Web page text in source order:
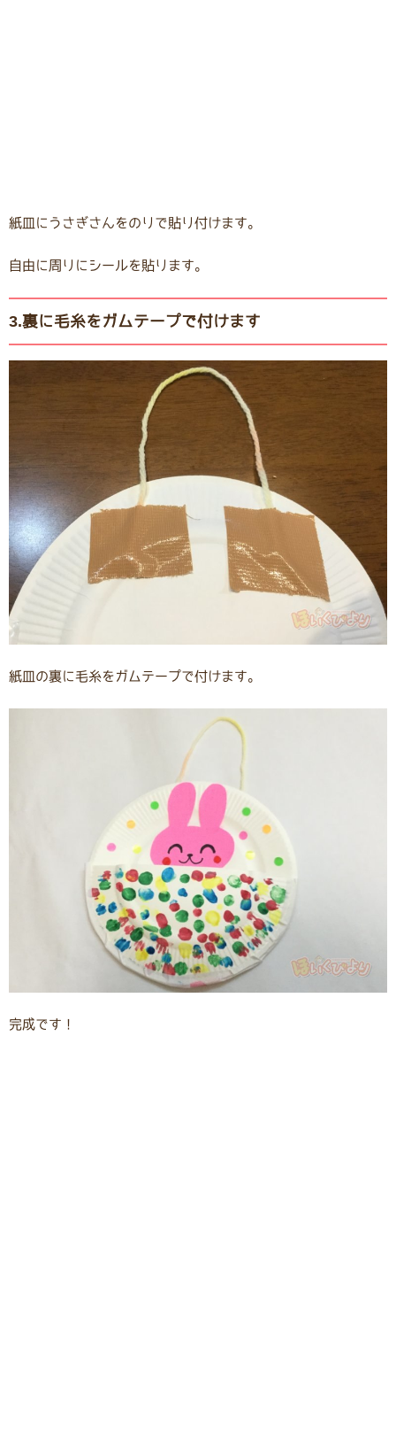
紙皿にうさぎさんをのりで貼り付けます。
自由に周りにシールを貼ります。
3.裏に毛糸をガムテープで付けます
紙皿の裏に毛糸をガムテープで付けます。
完成です！